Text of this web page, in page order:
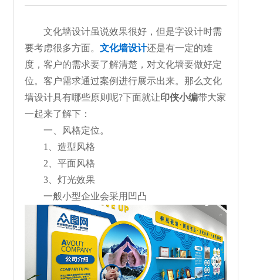
文化墙设计虽说效果很好，但是字设计时需
要考虑很多方面。文化墙设计还是有一定的难
度，客户的需求要了解清楚，对文化墙要做好定
位。客户需求通过案例进行展示出来。那么文化
墙设计具有哪些原则呢?下面就让 印侠小编带大家
一起来了解下：
一、风格定位。
1、造型风格
2、平面风格
3、灯光效果
一般小型企业会采用凹凸